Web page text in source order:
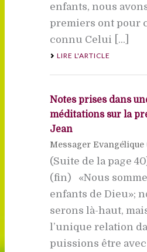
enfants, nous
premiers ont pour
connu Celui [...]
LIRE L'ARTICLE
Notes prises dans
méditations sur la
Jean
Messager Evangélique
(Suite de la page
(fin) «Nous
enfants de Dieu»;
serons là-haut,
l’unique relation
puissions être avec